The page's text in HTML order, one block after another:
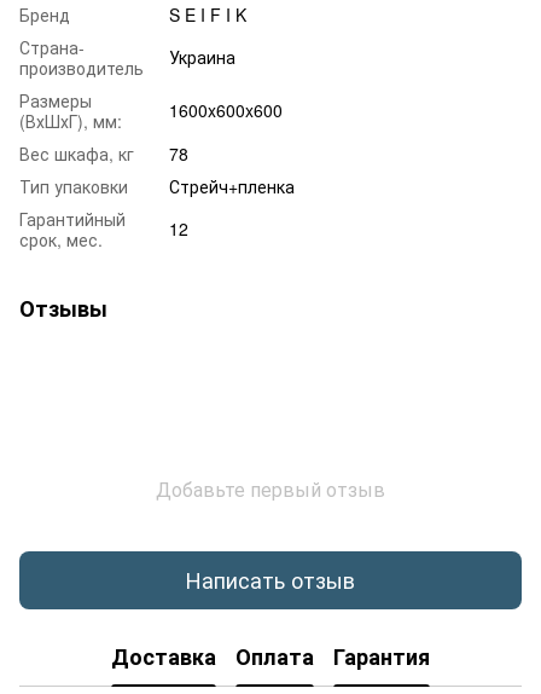
Бренд
S E I F I K
Страна-
производитель
Украина
Размеры
(ВхШхГ), мм:
1600x600x600
Вес шкафа, кг
78
Тип упаковки
Стрейч+пленка
Гарантийный
срок, мес.
12
Отзывы
Добавьте первый отзыв
Написать отзыв
Доставка Оплата Гарантия